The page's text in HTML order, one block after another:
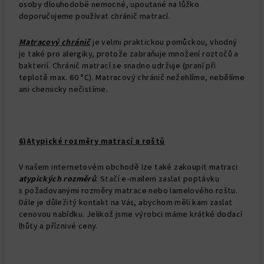
osoby dlouhodobě nemocné, upoutané na lůžko
doporučujeme používat chránič matrací.
Matracový chráničje velmi praktickou pomůckou, vhodný
je také pro alergiky, protože zabraňuje množení roztočů a
bakterií. Chránič matrací se snadno udržuje (praní při
teplotě max. 60 °C). Matracový chránič nežehlíme, nebělíme
ani chemicky nečistíme.
6)Atypické rozměry matrací a roštů
V našem internetovém obchodě lze také zakoupit matraci
atypických rozměrů. Stačí e-mailem zaslat poptávku
s požadovanými rozměry matrace nebo lamelového roštu.
Dále je důležitý kontakt na Vás, abychom měli kam zaslat
cenovou nabídku. Jelikož jsme výrobci máme krátké dodací
lhůty a příznivé ceny.